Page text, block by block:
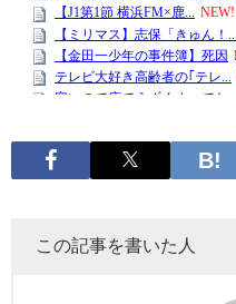
この記事を書いた人